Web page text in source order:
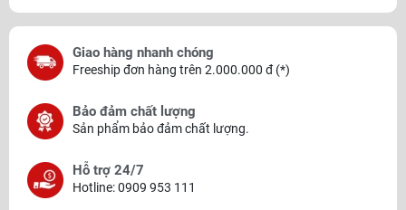
Giao hàng nhanh chóng
Freeship đơn hàng trên 2.000.000 đ (*)
Bảo đảm chất lượng
Sản phẩm bảo đảm chất lượng.
Hỗ trợ 24/7
Hotline: 0909 953 111